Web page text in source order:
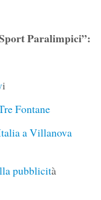
Paralimpici”:
i
Fontane
a Villanova
pubblicità